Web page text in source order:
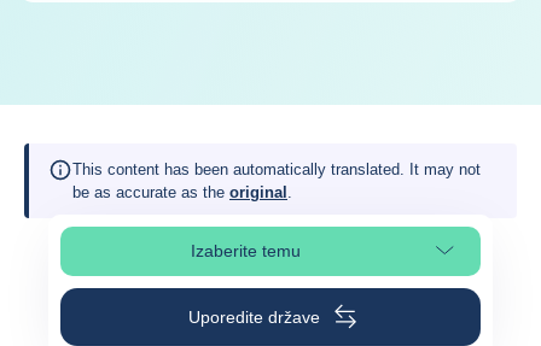
This content has been automatically translated. It may not
be as accurate as the original .
Izaberite temuIzaberite poglavlje stranice
Uporedite države